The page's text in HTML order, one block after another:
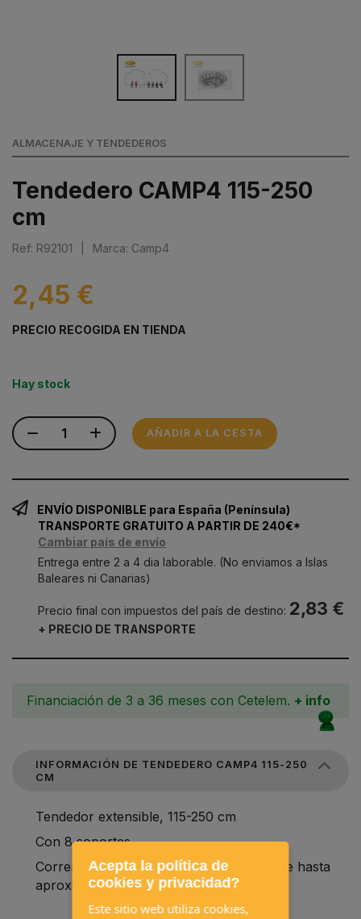
ALMACENAJE Y TENDEDEROS
Tendedero CAMP4 115-250
cm
Ref: R92101 Marca: Camp4
2,45 €
PRECIO RECOGIDA EN TIENDA
Hay stock
AÑADIR A LA CESTA
ENVÍO DISPONIBLE para España (Península)
TRANSPORTE GRATUITO A PARTIR DE 240€*
Cambiar país de envío
Entrega entre 2 a 4 dia laborable. (No enviamos a Islas
Baleares ni Canarias)
Precio final con impuestos del país de destino: 2,83 €
+ PRECIO DE TRANSPORTE
Financiación de 3 a 36 meses con Cetelem. + info
INFORMACIÓN DE TENDEDERO CAMP4 115-250
CM
Tendedor extensible, 115-250 cm
Con 8 soportes.
Correa de 4mm, longitud 115 cm, estirable hasta
aproximadamente 250 cm.
Acepta la política de
cookies y privacidad?
Este sitio web utiliza cookies,